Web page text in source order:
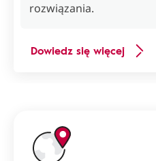
rozwiązania.
Dowiedz się więcej